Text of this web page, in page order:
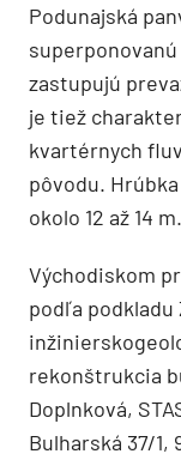
Podunajská
zastupujú
je tiež
kvartérnych
pôvodu.
okolo 12 až 14 m.
Východiskom
podľa podkladu
rekonštrukcia
Doplnková,
Bulharská 37/1,